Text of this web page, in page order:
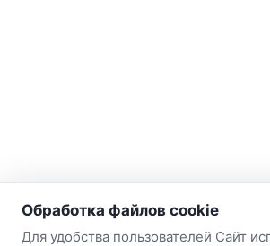
о нас
Наш склад-
Обработка файлов cookie
Для удобства пользователей Сайт